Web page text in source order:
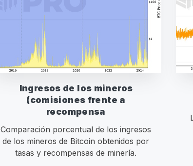
Ingresos de los mineros
(comisiones frente a
recompensa
Comparación porcentual de los ingresos
de los mineros de Bitcoin obtenidos por
tasas y recompensas de minería.